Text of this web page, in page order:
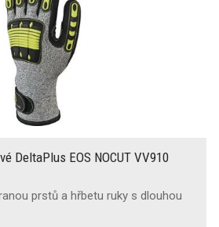
DeltaPlus EOS NOCUT VV910
prstů a hřbetu ruky s dlouhou